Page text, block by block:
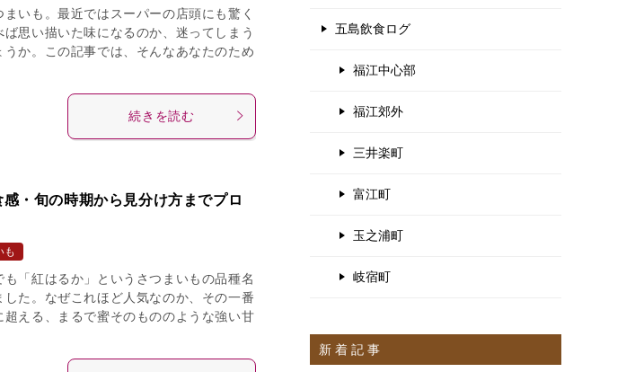
いも。最近ではスーパーの店頭にも驚く
思い描いた味になるのか、迷ってしまう
か。この記事では、そんなあなたのため
続きを読む
・旬の時期から見分け方までプロ
も
「紅はるか」というさつまいもの品種名
た。なぜこれほど人気なのか、その一番
える、まるで蜜そのもののような強い甘
五島飲食ログ
福江中心部
福江郊外
三井楽町
富江町
玉之浦町
岐宿町
新 着 記 事